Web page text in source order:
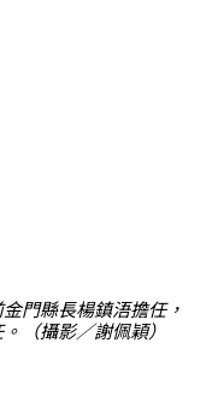
門縣長楊鎮浯擔任，
（攝影／謝佩穎）